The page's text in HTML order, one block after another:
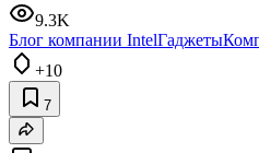
9.3K
Блог компании IntelГаджеты
+10
7